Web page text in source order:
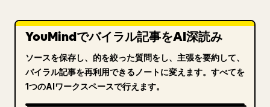
YouMindでバイラル記事をAI深読み
ソースを保存し、的を絞った質問をし、主張を要約して、
バイラル記事を再利用できるノートに変えます。すべてを
1つのAIワークスペースで行えます。